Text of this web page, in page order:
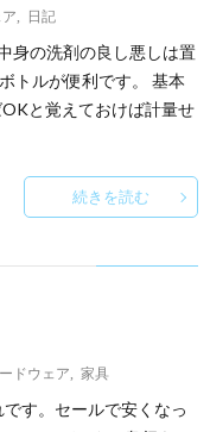
日記
身の洗剤の良し悪しは置
トルが便利です。 基本
と覚えておけば計量せ
続きを読む
ドウェア 家具
す。セールで安くなっ